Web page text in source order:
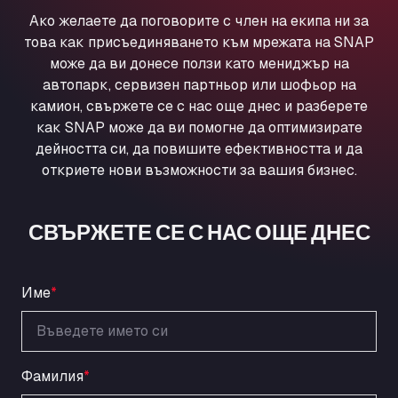
Ul. Torunska 147, 85884
Aqua Ariva GmbH
Marie-Curie-Straße 24, 68219
Aral Autohof Bockel
An der Autobahn 1, 27404
ARAL Autohof Bockenem
Oppelner Str. 1, 31167
ARAL Autohof Merklingen
ARAL Autohof Preis
GmbH
Obernburger Str. 127, 63811
Ardleigh South Services
Area 47 Hermanos Rico
Ако желаете да поговорите с член на екипа ни за
това как присъединяването към мрежата на SNAP
може да ви донесе ползи като мениджър на
автопарк, сервизен партньор или шофьор на
камион, свържете се с нас още днес и разберете
как SNAP може да ви помогне да оптимизирате
дейността си, да повишите ефективността и да
откриете нови възможности за вашия бизнес.
СВЪРЖЕТЕ СЕ С НАС ОЩЕ ДНЕС
Име*
Фамилия*